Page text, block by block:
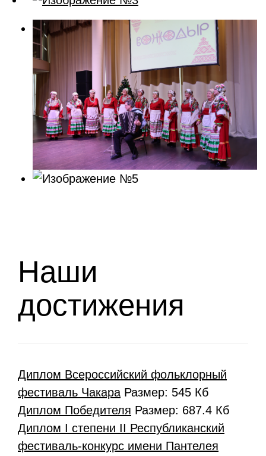
Наши
достижения
Диплом Всероссийский фольклорный
фестиваль Чакара Размер: 545 Кб
Диплом Победителя Размер: 687.4 Кб
Диплом I степени II Республиканский
фестиваль-конкурс имени Пантелея